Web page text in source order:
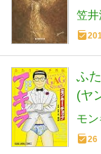
笠井
ふ
(ヤ
モ
26